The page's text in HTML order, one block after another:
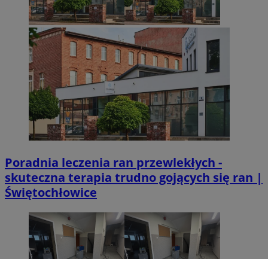
Poradnia leczenia ran przewlekłych -
skuteczna terapia trudno gojących się ran |
Świętochłowice